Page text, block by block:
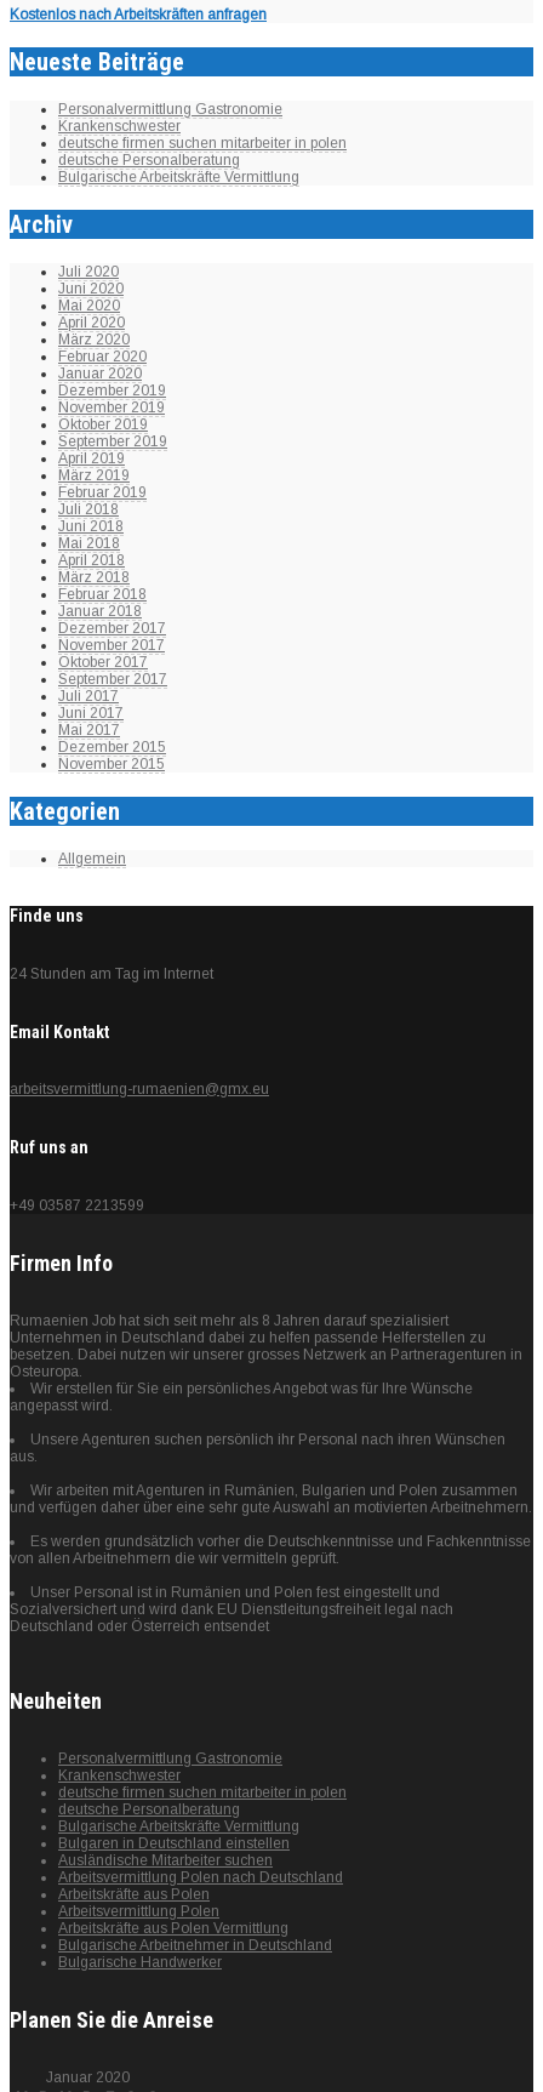
Kostenlos nach Arbeitskräften anfragen
Neueste Beiträge
Personalvermittlung Gastronomie
Krankenschwester
deutsche firmen suchen mitarbeiter in polen
deutsche Personalberatung
Bulgarische Arbeitskräfte Vermittlung
Archiv
Juli 2020
Juni 2020
Mai 2020
April 2020
März 2020
Februar 2020
Januar 2020
Dezember 2019
November 2019
Oktober 2019
September 2019
April 2019
März 2019
Februar 2019
Juli 2018
Juni 2018
Mai 2018
April 2018
März 2018
Februar 2018
Januar 2018
Dezember 2017
November 2017
Oktober 2017
September 2017
Juli 2017
Juni 2017
Mai 2017
Dezember 2015
November 2015
Kategorien
Allgemein
Finde uns
24 Stunden am Tag im Internet
Email Kontakt
arbeitsvermittlung-rumaenien@gmx.eu
Ruf uns an
+49 03587 2213599
Firmen Info
Rumaenien Job hat sich seit mehr als 8 Jahren darauf spezialisiert
Unternehmen in Deutschland dabei zu helfen passende Helferstellen zu
besetzen. Dabei nutzen wir unserer grosses Netzwerk an Partneragenturen in
Osteuropa.
Wir erstellen für Sie ein persönliches Angebot was für Ihre Wünsche
angepasst wird.
Unsere Agenturen suchen persönlich ihr Personal nach ihren Wünschen
aus.
Wir arbeiten mit Agenturen in Rumänien, Bulgarien und Polen zusammen
und verfügen daher über eine sehr gute Auswahl an motivierten Arbeitnehmern.
Es werden grundsätzlich vorher die Deutschkenntnisse und Fachkenntnisse
von allen Arbeitnehmern die wir vermitteln geprüft.
Unser Personal ist in Rumänien und Polen fest eingestellt und
Sozialversichert und wird dank EU Dienstleitungsfreiheit legal nach
Deutschland oder Österreich entsendet
Neuheiten
Personalvermittlung Gastronomie
Krankenschwester
deutsche firmen suchen mitarbeiter in polen
deutsche Personalberatung
Bulgarische Arbeitskräfte Vermittlung
Bulgaren in Deutschland einstellen
Ausländische Mitarbeiter suchen
Arbeitsvermittlung Polen nach Deutschland
Arbeitskräfte aus Polen
Arbeitsvermittlung Polen
Arbeitskräfte aus Polen Vermittlung
Bulgarische Arbeitnehmer in Deutschland
Bulgarische Handwerker
Planen Sie die Anreise
Januar 2020